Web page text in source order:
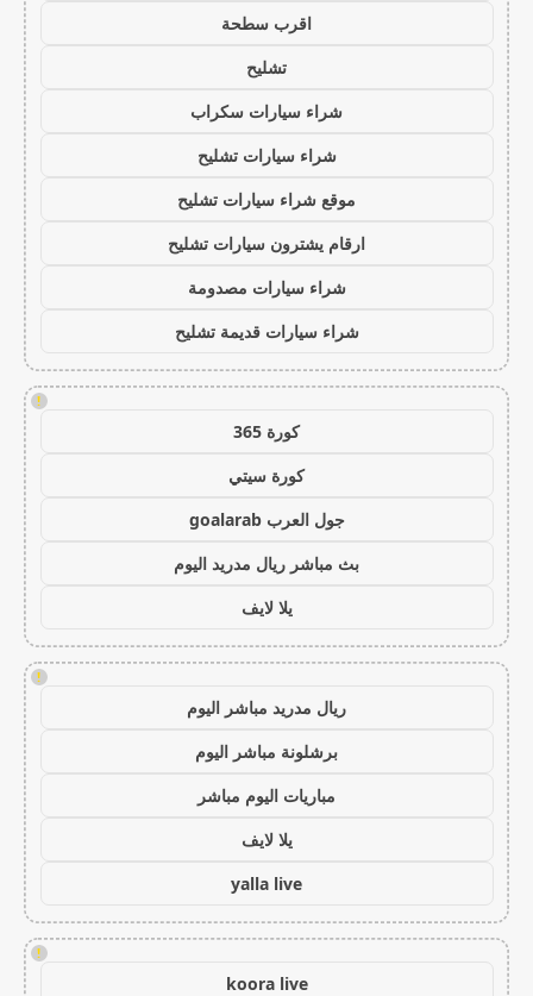
اقرب سطحة
تشليح
شراء سيارات سكراب
شراء سيارات تشليح
موقع شراء سيارات تشليح
ارقام يشترون سيارات تشليح
شراء سيارات مصدومة
شراء سيارات قديمة تشليح
!
كورة 365
كورة سيتي
جول العرب goalarab
بث مباشر ريال مدريد اليوم
يلا لايف
!
ريال مدريد مباشر اليوم
برشلونة مباشر اليوم
مباريات اليوم مباشر
يلا لايف
yalla live
!
koora live